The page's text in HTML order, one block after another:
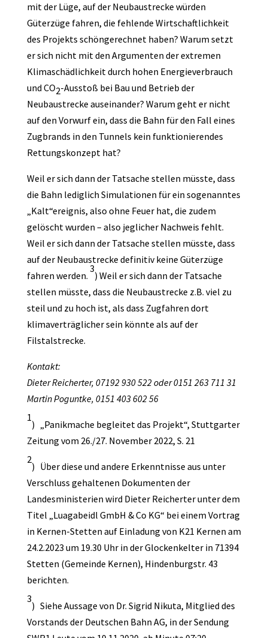
mit der Lüge, auf der Neubaustrecke würden
Güterzüge fahren, die fehlende Wirtschaftlichkeit
des Projekts schöngerechnet haben? Warum setzt
er sich nicht mit den Argumenten der extremen
Klimaschädlichkeit durch hohen Energieverbrauch
und CO2-Ausstoß bei Bau und Betrieb der
Neubaustrecke auseinander? Warum geht er nicht
auf den Vorwurf ein, dass die Bahn für den Fall eines
Zugbrands in den Tunnels kein funktionierendes
Rettungskonzept hat?
Weil er sich dann der Tatsache stellen müsste, dass
die Bahn lediglich Simulationen für ein sogenanntes
„Kalt“ereignis, also ohne Feuer hat, die zudem
gelöscht wurden – also jeglicher Nachweis fehlt.
Weil er sich dann der Tatsache stellen müsste, dass
auf der Neubaustrecke definitiv keine Güterzüge
fahren werden.
3
) Weil er sich dann der Tatsache
stellen müsste, dass die Neubaustrecke z.B. viel zu
steil und zu hoch ist, als dass Zugfahren dort
klimaverträglicher sein könnte als auf der
Filstalstrecke.
Kontakt:
Dieter Reicherter, 07192 930 522 oder 0151 263 711 31
Martin Poguntke, 0151 403 602 56
1
) „Panikmache begleitet das Projekt“, Stuttgarter
Zeitung vom 26./27. November 2022, S. 21
2
) Über diese und andere Erkenntnisse aus unter
Verschluss gehaltenen Dokumenten der
Landesministerien wird Dieter Reicherter unter dem
Titel „Luagabeidl GmbH & Co KG“ bei einem Vortrag
in Kernen-Stetten auf Einladung von K21 Kernen am
24.2.2023 um 19.30 Uhr in der Glockenkelter in 71394
Stetten (Gemeinde Kernen), Hindenburgstr. 43
berichten.
3
) Siehe Aussage von Dr. Sigrid Nikuta, Mitglied des
Vorstands der Deutschen Bahn AG, in der Sendung